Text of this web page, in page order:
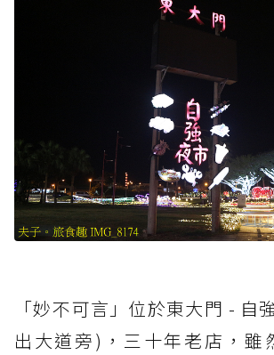
「妙不可言」位於東大門 - 自
出大道旁)，三十年老店，雖